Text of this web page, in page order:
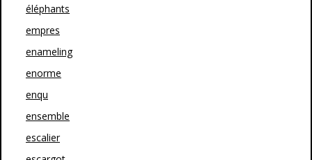
éléphants
empres
enameling
enorme
enqu
ensemble
escalier